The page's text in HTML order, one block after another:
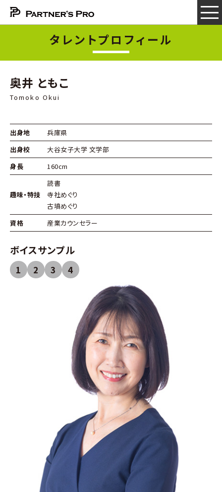
タレントプロフィール
奥井 ともこ
Tomoko Okui
出身地
兵庫県
出身校
大谷女子大学 文学部
身長
160cm
趣味・特技
読書
寺社めぐり
古墳めぐり
資格
産業カウンセラー
ボイスサンプル
1 2 3 4